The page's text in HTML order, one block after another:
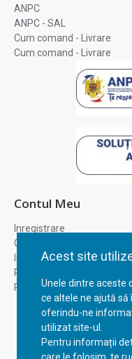
Acest site
Unele dintre aceste
ce altele ne ajută
oferindu-ne
utilizat site-ul.
Pentru informații
ANPC
ANPC - SAL
Cum comand - Livrare
Cum comand - Livrare
Contul Meu
Inregistrare
Contul meu
Istoric comenzi
Recuperare parola
Returnare produs